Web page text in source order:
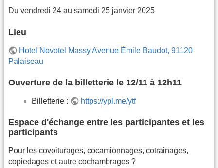
Du vendredi 24 au samedi 25 janvier 2025
Lieu
Hotel Novotel Massy Avenue Émile Baudot, 91120
Palaiseau
Ouverture de la billetterie le 12/11 à 12h11
Billetterie : https://ypl.me/ytf
Espace d'échange entre les participantes et les
participants
Pour les covoiturages, cocamionnages, cotrainages,
copiedages et autre cochambrages ?